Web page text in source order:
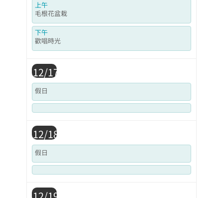
上午
毛根花盆栽
下午
歡唱時光
12/17
假日
12/18
假日